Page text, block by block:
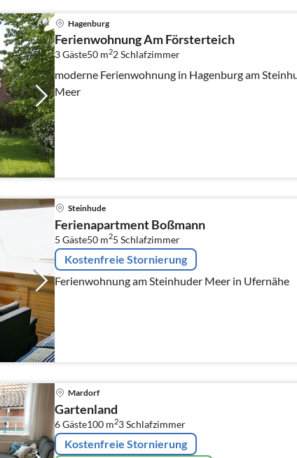
Hagenburg
Ferienwohnung Am Försterteich
3 Gäste50 m22Schlafzimmer
moderne Ferienwohnung in Hagenburg am Steinhuder
Meer
Steinhude
Ferienapartment Boßmann
5 Gäste50 m25 Schlafzimmer
Kostenfreie Stornierung
Ferienwohnung am Steinhuder Meer in Ufernähe
Mardorf
Gartenland
6 Gäste100 m23Schlafzimmer
Kostenfreie Stornierung